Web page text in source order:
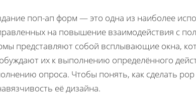
поп-ап форм — это одна из наиболее
на повышение взаимодействия с
представляют собой всплывающие окна,
их к выполнению определённого
опроса. Чтобы понять, как сделать
её дизайна.